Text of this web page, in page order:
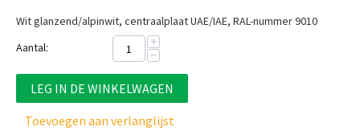
Wit glanzend/alpinwit, centraalplaatUAE/IAE, RAL-nummer 9010
Aantal:
+
−
LEG IN DE WINKELWAGEN
Toevoegen aan verlanglijst